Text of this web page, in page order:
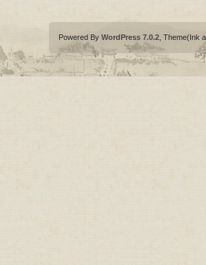
Powered By WordPress 7.0.2 , Theme(Ink